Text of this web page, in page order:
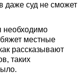
даже суд не сможет
необходимо
местные
рассказывают
таких